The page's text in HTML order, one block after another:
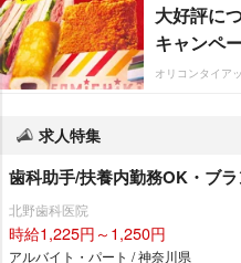
大好評に
キャンペ
オリコンタイア
求人特集
歯科助手/扶養内勤務OK・ブ
北野歯科医院
時給1,225円～1,250円
アルバイト・パート / 神奈川県